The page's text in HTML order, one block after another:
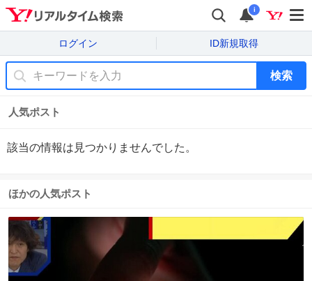
i
ログイン ID新規取得
検索
人気ポスト
該当の情報は見つかりませんでした。
ほかの人気ポスト